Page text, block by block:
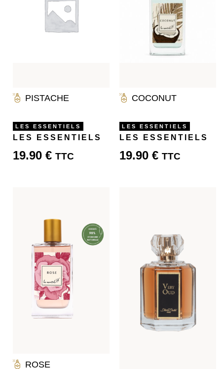
PISTACHE
LES ESSENTIELS
LES ESSENTIELS
19.90 € TTC
COCONUT
LES ESSENTIELS
LES ESSENTIELS
19.90 € TTC
ROSE